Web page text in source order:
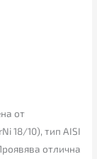
от
18/10), тип AISI
отлична